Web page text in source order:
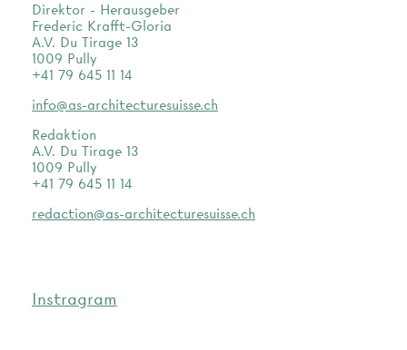
Direktor - Herausgeber
Frederic Krafft-Gloria
A.V. Du Tirage 13
1009 Pully
+41 79 645 11 14
info@as-architecturesuisse.ch
Redaktion
A.V. Du Tirage 13
1009 Pully
+41 79 645 11 14
redaction@as-architecturesuisse.ch
Instragram